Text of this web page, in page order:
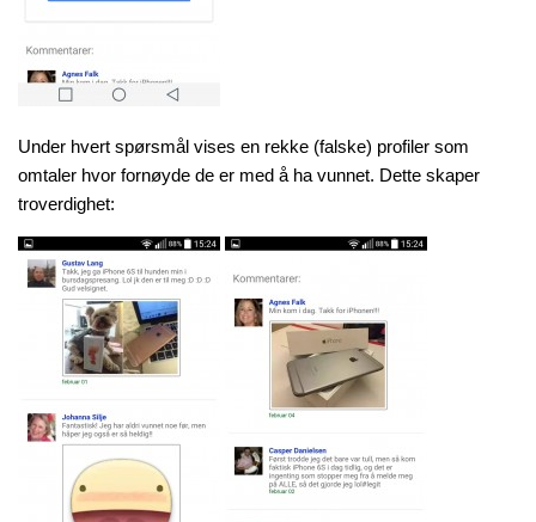
Under hvert spørsmål vises en rekke (falske) profiler som
omtaler hvor fornøyde de er med å ha vunnet. Dette skaper
troverdighet: